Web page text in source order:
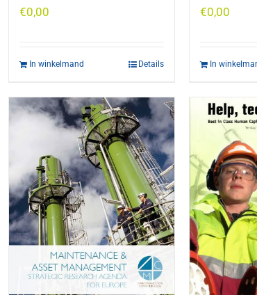
€0,00
In winkelmand Details
€0,00
In